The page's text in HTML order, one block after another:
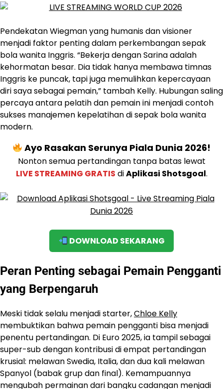
Pendekatan Wiegman yang humanis dan visioner
menjadi faktor penting dalam perkembangan sepak
bola wanita Inggris. “Bekerja dengan Sarina adalah
kehormatan besar. Dia tidak hanya membawa timnas
Inggris ke puncak, tapi juga memulihkan kepercayaan
diri saya sebagai pemain,” tambah Kelly. Hubungan saling
percaya antara pelatih dan pemain ini menjadi contoh
sukses manajemen kepelatihan di sepak bola wanita
modern.
Ayo Rasakan Serunya Piala Dunia 2026!
Nonton semua pertandingan tanpa batas lewat
LIVE STREAMING GRATIS diAplikasi Shotsgoal.
DOWNLOAD SEKARANG
Peran Penting sebagai Pemain Pengganti
yang Berpengaruh
Meski tidak selalu menjadi starter,Chloe Kelly
membuktikan bahwa pemain pengganti bisa menjadi
penentu pertandingan. Di Euro 2025, ia tampil sebagai
super-sub dengan kontribusi di empat pertandingan
krusial: melawan Swedia, Italia, dan dua kali melawan
Spanyol (babak grup dan final). Kemampuannya
mengubah permainan dari bangku cadangan menjadi